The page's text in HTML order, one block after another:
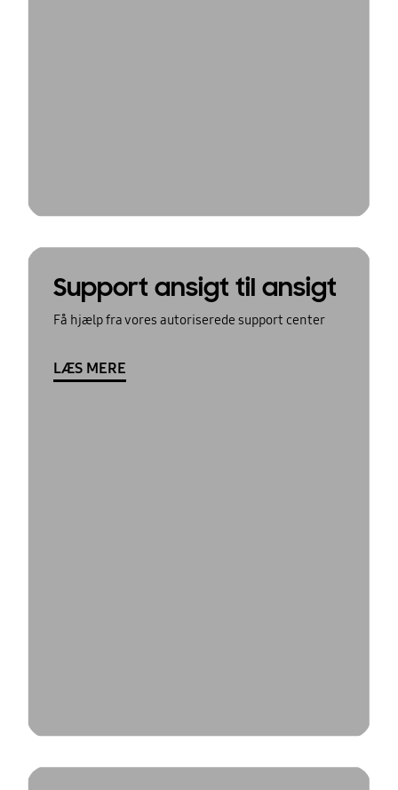
Support ansigt til ansigt
Få hjælp fra vores autoriserede support center
LÆS MERE